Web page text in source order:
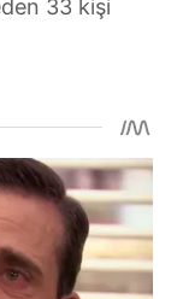
33 kişi